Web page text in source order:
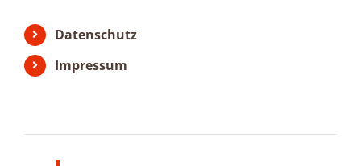
Datenschutz
Impressum